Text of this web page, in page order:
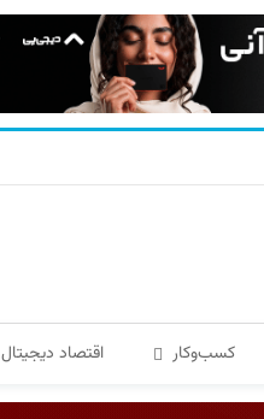
کسب‌و‌کار اقتصاد دیجیتال